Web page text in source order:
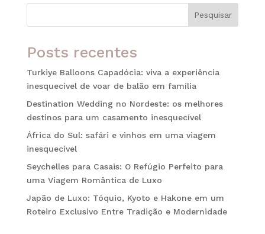
Pesquisar
Posts recentes
Turkiye Balloons Capadócia: viva a experiência
inesquecível de voar de balão em família
Destination Wedding no Nordeste: os melhores
destinos para um casamento inesquecível
África do Sul: safári e vinhos em uma viagem
inesquecível
Seychelles para Casais: O Refúgio Perfeito para
uma Viagem Romântica de Luxo
Japão de Luxo: Tóquio, Kyoto e Hakone em um
Roteiro Exclusivo Entre Tradição e Modernidade